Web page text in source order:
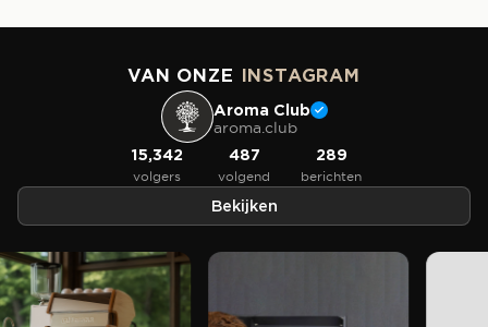
VAN ONZE INSTAGRAM
Aroma Club
aroma.club
15,342
volgers
487
volgend
289
berichten
Bekijken